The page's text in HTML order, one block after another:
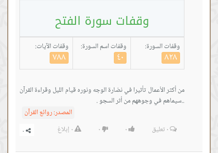
وقفات سورة الفتح
وقفات السورة:
٨٢٨
وقفات اسم السورة:
٤٠
وقفات الآيات:
٧٨٨
من أكثر الأعمال تأثيرا في نضارة الوجه ونوره قيام الليل وقراءة القرآن
..سيماهم في وجوههم من أثر السجو .
المصدر:روائع القرآن
٠تعليق ٠ ٠ ٠ إبلاغ